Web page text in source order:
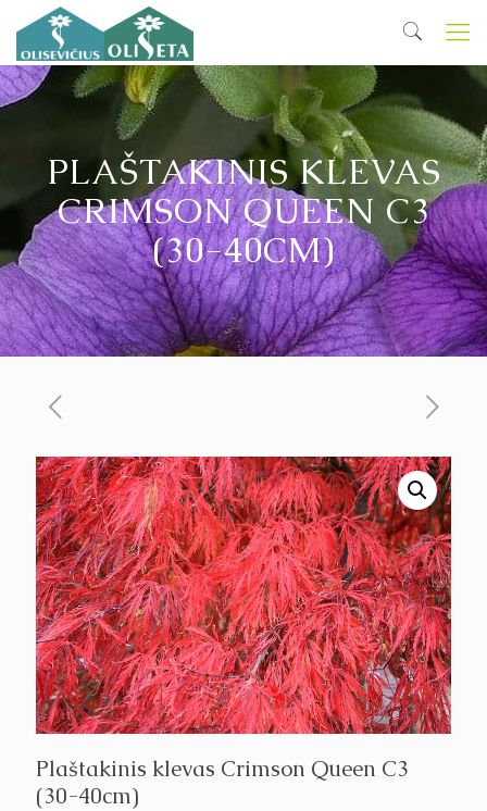
PLAŠTAKINIS KLEVAS
CRIMSON QUEEN C3
(30-40CM)
Plaštakinis klevas Crimson Queen C3
(30-40cm)